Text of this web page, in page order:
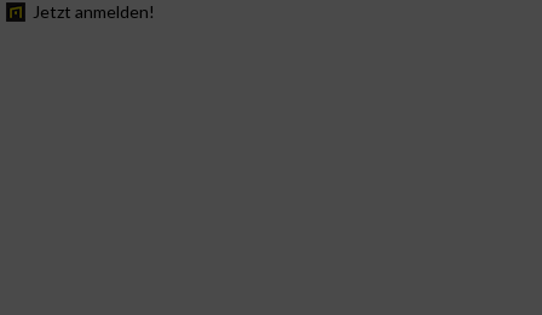
Jetzt anmelden!